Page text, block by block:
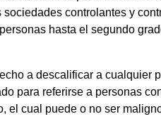
controlantes y
hasta el segundo
a descalificar a
para referirse a personas
cual puede o no ser